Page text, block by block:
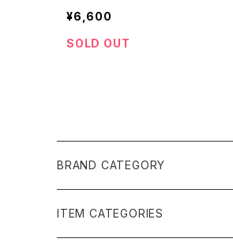
¥6,600
SOLD OUT
BRAND CATEGORY
黄金の草 ビオジュエリー
ITEM CATEGORIES